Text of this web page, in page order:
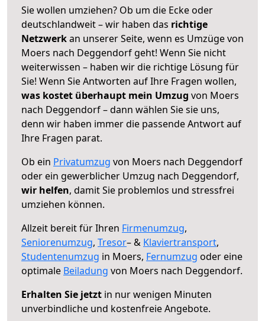
Sie wollen umziehen? Ob um die Ecke oder
deutschlandweit – wir haben das richtige
Netzwerkan unserer Seite, wenn es Umzüge von
Moers nach Deggendorf geht! Wenn Sie nicht
weiterwissen – haben wir die richtige Lösung für
Sie! Wenn Sie Antworten auf Ihre Fragen wollen,
was kostet überhaupt mein Umzug von Moers
nach Deggendorf – dann wählen Sie sie uns,
denn wir haben immer die passende Antwort auf
Ihre Fragen parat.
Ob ein Privatumzug von Moers nach Deggendorf
oder ein gewerblicher Umzug nach Deggendorf,
wir helfen, damit Sie problemlos und stressfrei
umziehen können.
Allzeit bereit für Ihren Firmenumzug,
Seniorenumzug, Tresor– & Klaviertransport,
Studentenumzug in Moers, Fernumzug oder eine
optimale Beiladung von Moers nach Deggendorf.
Erhalten Sie jetzt in nur wenigen Minuten
unverbindliche und kostenfreie Angebote.